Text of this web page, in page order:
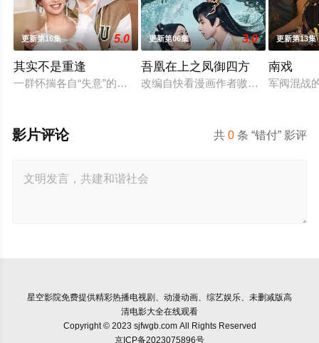
更新第16集 5.0
其实不是重逢
一群怀揣各自“失意”的年轻人，在沿海小城南安相遇相知，他
更新第06集 3.0
吾凰在上之凤御四方
改编自快看漫画作者嗷小泽的独家连
更新第13集
南戏
军阀混战
共0 条 “错付” 影评
影片评论
星空影院免费提供精彩热播电视剧、动漫动画、综艺娱乐、未删减版高
清电影大全在线观看
Copyright © 2023 sjfwgb.com All Rights Reserved
京ICP备2023075896号